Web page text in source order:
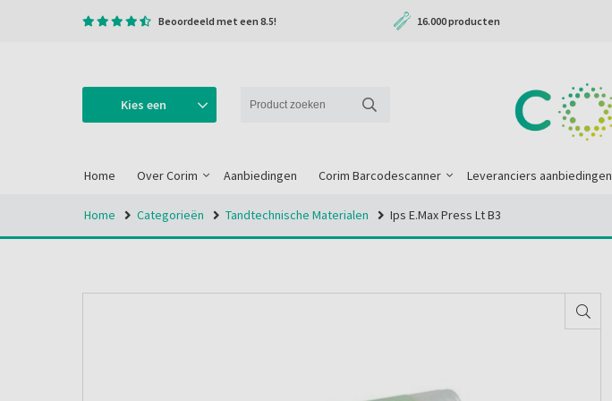
Beoordeeld met een 8.5! 16.000 producten
Kies een
Home Over Corim Aanbiedingen Corim Barcodescanner Leveranciers aanbiedingen
Home Categorieën Tandtechnische Materialen Ips E.max Press Lt B3